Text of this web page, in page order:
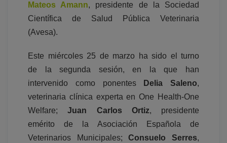
Mateos Amann, presidente de la Sociedad
Científica de Salud Pública Veterinaria
(Avesa).
Este miércoles 25 de marzo ha sido el turno
de la segunda sesión, en la que han
intervenido como ponentes
Delia Saleno,
veterinaria clínica experta en One Health-One
Welfare;Juan Carlos Ortiz, presidente
emérito de la Asociación Española de
Veterinarios Municipales; Consuelo Serres,